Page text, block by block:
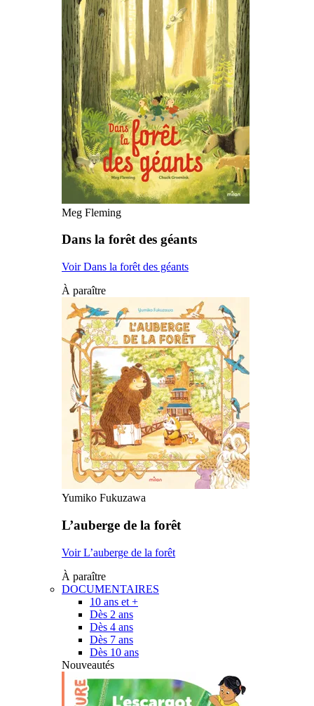
Meg Fleming
Dans la forêt des géants
Voir Dans la forêt des géants
À paraître
Yumiko Fukuzawa
L’auberge de la forêt
Voir L’auberge de la forêt
À paraître
DOCUMENTAIRES
10 ans et +
Dès 2 ans
Dès 4 ans
Dès 7 ans
Dès 10 ans
Nouveautés